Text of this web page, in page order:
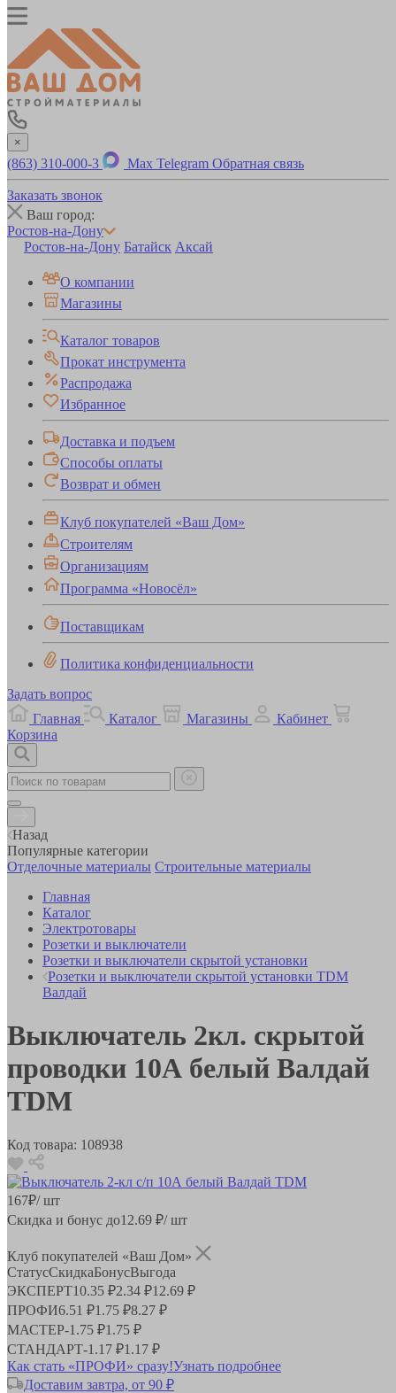
×
(863) 310-000-3 Max Telegram Обратная связь
Заказать звонок
Ваш город:
Ростов-на-Дону
Ростов-на-Дону Батайск Аксай
О компании
Магазины
Каталог товаров
Прокат инструмента
Распродажа
Избранное
Доставка и подъем
Способы оплаты
Возврат и обмен
Клуб покупателей «Ваш Дом»
Строителям
Организациям
Программа «Новосёл»
Поставщикам
Политика конфиденциальности
Задать вопрос
Главная
Каталог Магазины
Кабинет
Корзина
Назад
Популярные категории
Отделочные материалы Строительные материалы
Главная
Каталог
Электротовары
Розетки и выключатели
Розетки и выключатели скрытой установки
Розетки и выключатели скрытой установки TDM
Валдай
Выключатель 2кл. скрытой
проводки 10А белый Валдай
TDM
Код товара: 108938
167₽/ шт
Скидка и бонус до12.69 ₽/ шт
Клуб покупателей «Ваш Дом»
СтатусСкидкаБонусВыгода
ЭКСПЕРТ10.35 ₽2.34 ₽12.69 ₽
ПРОФИ6.51 ₽1.75 ₽8.27 ₽
МАСТЕР-1.75 ₽1.75 ₽
СТАНДАРТ-1.17 ₽1.17 ₽
Как стать «ПРОФИ» сразу!Узнать подробнее
Доставим завтра, от 90 ₽